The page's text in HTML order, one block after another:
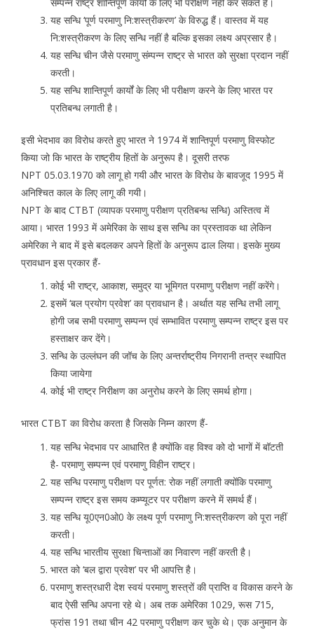
यह सन्धि ‘पूर्ण परमाणु नि:शस्त्रीकरण’ के विरुद्ध हैं। वास्तव में यह
नि:शस्त्रीकरण के लिए सन्धि नहीं है बल्कि इसका लक्ष्य अप्रसार है।
यह सन्धि चीन जैसे परमाणु संम्पन्न राष्ट्र से भारत को सुरक्षा प्रदान नहीं
करती।
यह सन्धि शान्तिपूर्ण कार्यों के लिए भी परीक्षण करने के लिए भारत पर
प्रतिबन्ध लगाती है।
इसी भेदभाव का विरोध करते हुए भारत ने 1974 में शान्तिपूर्ण परमाणु विस्फोट
किया जो कि भारत के राष्ट्रीय हितों के अनुरूप है। दूसरी तरफ
NPT 05.03.1970 को लागू हो गयी और भारत के विरोध के बावजूद 1995 में
अनिश्चित काल के लिए लागू की गयी।
NPT के बाद CTBT (व्यापक परमाणु परीक्षण प्रतिबन्ध सन्धि) अस्तित्व में
आया। भारत 1993 में अमेरिका के साथ इस सन्धि का प्रस्तावक था लेकिन
अमेरिका ने बाद में इसे बदलकर अपने हितों के अनुरूप ढाल लिया। इसके मुख्य
प्रावधान इस प्रकार हैं-
कोई भी राष्ट्र, आकाश, समुद्र या भूमिगत परमाणु परीक्षण नहीं करेंगे।
इसमें ‘बल प्रयोग प्रवेश’ का प्रावधान है। अर्थात यह सन्धि तभी लागू
होगी जब सभी परमाणु सम्पन्न एवं सम्भावित परमाणु सम्पन्न राष्ट्र इस पर
हस्ताक्षर कर देंगे।
सन्धि के उल्लंघन की जॉच के लिए अन्तर्राष्ट्रीय निगरानी तन्त्र स्थापित
किया जायेगा
कोई भी राष्ट्र निरीक्षण का अनुरोध करने के लिए समर्थ होगा।
भारत CTBT का विरोध करता है जिसके निम्न कारण हैं-
यह सन्धि भेदभाव पर आधारित है क्योंकि वह विश्व को दो भागों में बॉटती
है- परमाणु सम्पन्न एवं परमाणु विहीन राष्ट्र।
यह सन्धि परमाणु परीक्षण पर पूर्णत: रोक नहीं लगाती क्योंकि परमाणु
सम्पन्न राष्ट्र इस समय कम्प्यूटर पर परीक्षण करने में समर्थ हैं।
यह सन्धि यू0एन0ओ0 के लक्ष्य पूर्ण परमाणु नि:शस्त्रीकरण को पूरा नहीं
करती।
यह सन्धि भारतीय सुरक्षा चिन्ताओं का निवारण नहीं करती है।
भारत को ‘बल द्वारा प्रवेश’ पर भी आपत्ति है।
परमाणु शस्त्रधारी देश स्वयं परमाणु शस्त्रों की प्राप्ति व विकास करने के
बाद ऐसी सन्धि अपना रहे थे। अब तक अमेरिका 1029, रूस 715,
फ्रांस 191 तथा चीन 42 परमाणु परीक्षण कर चुके थे। एक अनुमान के